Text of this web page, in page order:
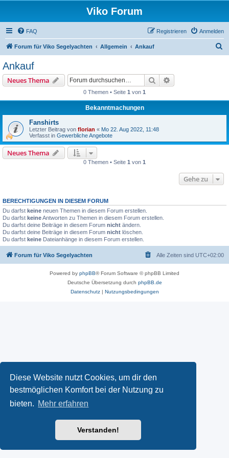
Diese Website nutzt Cookies, um dir den
bestmöglichen Komfort bei der Nutzung zu
bieten. Mehr erfahren
Verstanden!
Viko Forum
FAQ Anmelden
Registrieren
Forum für Viko Segelyachten Allgemein Ankauf
Ankauf
Neues Thema Suche
0 Themen • Seite 1 von 1
Bekanntmachungen
Fanshirts
Letzter Beitrag von florian « Mo 22. Aug 2022, 11:48
Verfasst in Gewerbliche Angebote
Neues Thema
0 Themen • Seite 1 von 1
Gehe zu
BERECHTIGUNGEN IN DIESEM FORUM
Du darfst keine neuen Themen in diesem Forum erstellen.
Du darfst keineAntworten zu Themen in diesem Forum erstellen.
Du darfst deine Beiträge in diesem Forum nicht ändern.
Du darfst deine Beiträge in diesem Forum nicht löschen.
Du darfst keine Dateianhänge in diesem Forum erstellen.
Forum für Viko Segelyachten Alle Zeiten sind UTC+02:00
Powered by phpBB® Forum Software © phpBB Limited
Deutsche Übersetzung durch phpBB.de
Datenschutz| Nutzungsbedingungen